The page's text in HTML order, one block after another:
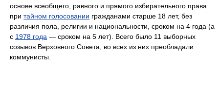
основе всеобщего, равного и прямого избирательного права
при тайном голосовании гражданами старше 18 лет, без
различия пола, религии и национальности, сроком на 4 года (а
с 1978 года — сроком на 5 лет). Всего было 11 выборных
созывов Верховного Совета, во всех из них преобладали
коммунисты.